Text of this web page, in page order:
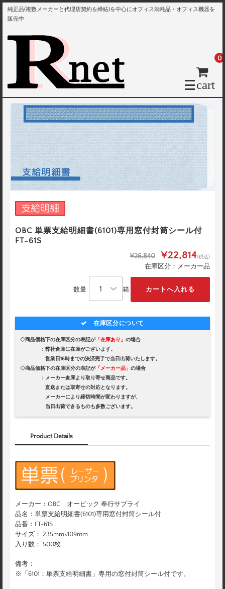
純正品(複数メーカーと代理店契約を締結)を中心にオフィス消耗品・オフィス機器を
販売中
cart
0
OBC 単票支給明細書(6101)専用窓付封筒シール付
FT-61S
¥26,840 ¥22,814(税込)
在庫区分：メーカー品
数量 箱
在庫区分について
◇商品価格下の在庫区分の表記が「在庫あり」 の場合
：弊社倉庫に在庫がございます。
営業日16時までの決済完了で当日出荷いたします。
◇商品価格下の在庫区分の表記が「メーカー品」 の場合
：メーカー倉庫より取り寄せ商品です。
直送または取寄せの対応となります。
メーカーにより締切時間が変わりますが、
当日出荷できるものも多数ございます。
Product Details
メーカー：OBC オービック 奉行サプライ
品名：単票支給明細書(6101)専用窓付封筒シール付
品番：FT-61S
サイズ： 235mm×109mm
入り数： 500枚
備考：
※「6101：単票支給明細書」専用の窓付封筒シール付です。